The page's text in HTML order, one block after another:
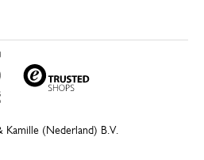
(Nederland) B.V.